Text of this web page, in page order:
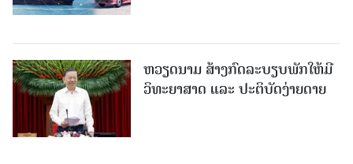
ຫວຽດນາມ ສ້າງກົດລະບຽບພັກໃຫ້ມີ
ວິທະຍາສາດ ແລະ ປະຕິບັດງ່າຍດາຍ